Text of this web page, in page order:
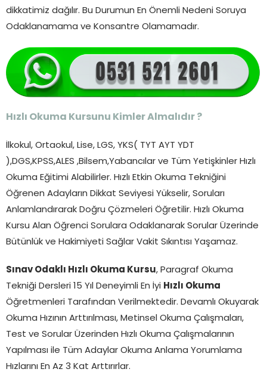
dikkatimiz dağılır. Bu Durumun En Önemli Nedeni Soruya
Odaklanamama ve Konsantre Olamamadır.
Hızlı Okuma Kursunu Kimler Almalıdır ?
İlkokul, Ortaokul, Lise, LGS, YKS( TYT AYT YDT
),DGS,KPSS,ALES ,Bilsem,Yabancılar ve Tüm Yetişkinler Hızlı
Okuma Eğitimi Alabilirler. Hızlı Etkin Okuma Tekniğini
Öğrenen Adayların Dikkat Seviyesi Yükselir, Soruları
Anlamlandırarak Doğru Çözmeleri Öğretilir. Hızlı Okuma
Kursu Alan Öğrenci Sorulara Odaklanarak Sorular Üzerinde
Bütünlük ve Hakimiyeti Sağlar Vakit Sıkıntısı Yaşamaz.
Sınav Odaklı Hızlı Okuma Kursu , Paragraf Okuma
Tekniği Dersleri 15 Yıl Deneyimli En İyi Hızlı Okuma
Öğretmenleri Tarafından Verilmektedir. Devamlı Okuyarak
Okuma Hızının Arttırılması, Metinsel Okuma Çalışmaları,
Test ve Sorular Üzerinden Hızlı Okuma Çalışmalarının
Yapılması ile Tüm Adaylar Okuma Anlama Yorumlama
Hızlarını En Az 3 Kat Arttırırlar.